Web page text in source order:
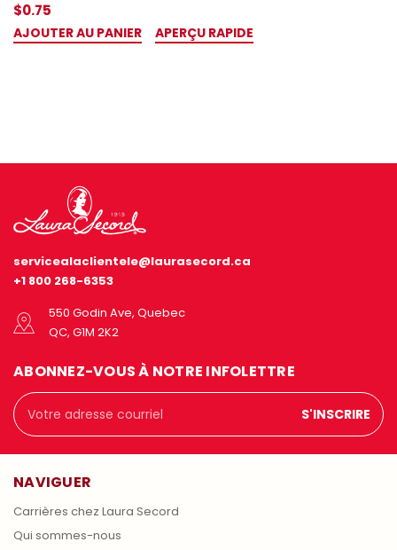
$0.75
AJOUTER AU PANIER APERÇU RAPIDE
servicealaclientele@laurasecord.ca
+1 800 268-6353
550 Godin Ave, Quebec
QC, G1M 2K2
ABONNEZ-VOUS À NOTRE INFOLETTRE
Adresse
courriel
NAVIGUER
Carrières chez Laura Secord
Qui sommes-nous